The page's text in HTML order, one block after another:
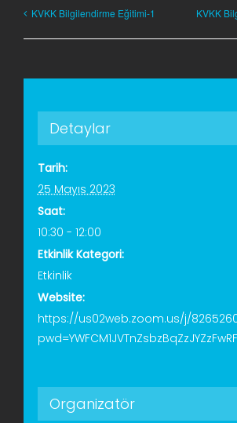
KVKK Bilgilendirme Eğitimi-1 KVKK
Detaylar
Tarih:
25 Mayıs 2023
Saat:
10:30 - 12:00
Etkinlik Kategori:
Etkinlik
Website:
https://us02web.zoom.us/j/
Organizatör